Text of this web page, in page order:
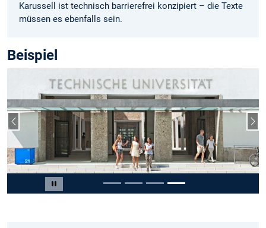
Karussell ist technisch barrierefrei konzipiert – die Texte
müssen es ebenfalls sein.
Beispiel
Carousel pausieren
Vorheriger Slide
Slide 4 von 4